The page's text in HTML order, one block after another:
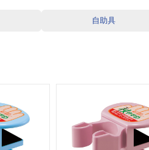
自助具